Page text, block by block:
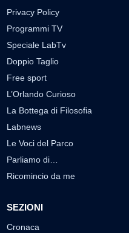
Privacy Policy
Programmi TV
Speciale LabTv
Doppio Taglio
Free sport
L’Orlando Curioso
La Bottega di Filosofia
Labnews
Le Voci del Parco
Parliamo di…
Ricomincio da me
SEZIONI
Cronaca